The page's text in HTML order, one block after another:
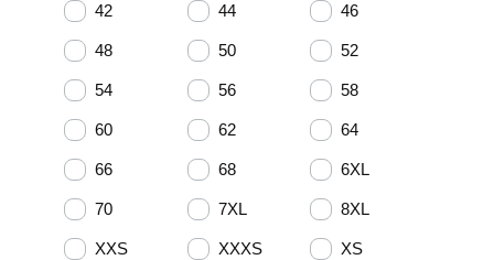
42 44 46
48 50 52
54 56 58
60 62 64
66 68 6XL
70 7XL 8XL
XXS XXXS XS